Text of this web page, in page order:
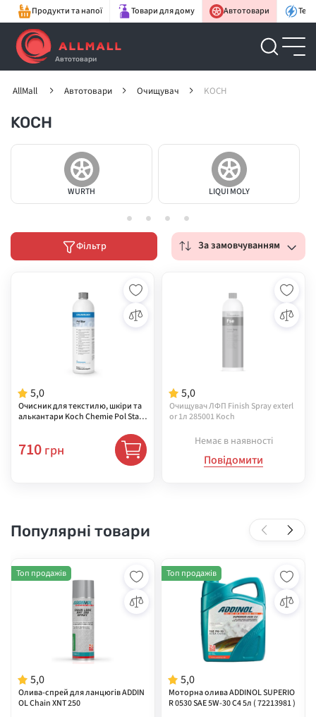
Продукти та напої Товари для дому Автотовари
Автотовари
AllMall Автотовари Очищувач KOCH
KOCH
WURTH LIQUI MOLY
Фільтр За замовчуванням
5,0
Очисник для текстилю, шкіри та
алькантари Koch Chemie Pol Star
710 грн
5,0
Очищувач ЛФП Finish Spray exterl
or 1л 285001 Koch
Немає в наявності
Повідомити
Популярні товари
5,0
Олива-спрей для ланцюгів ADDIN
OL Chain XNT 250
Топ продажів
5,0
Моторна олива ADDINOL SUPERIO
R 0530 SAE 5W-30 C4 5л ( 72213981 )
Топ продажів